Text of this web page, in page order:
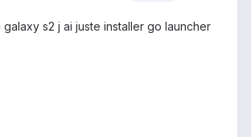
s2 j ai juste installer go launcher